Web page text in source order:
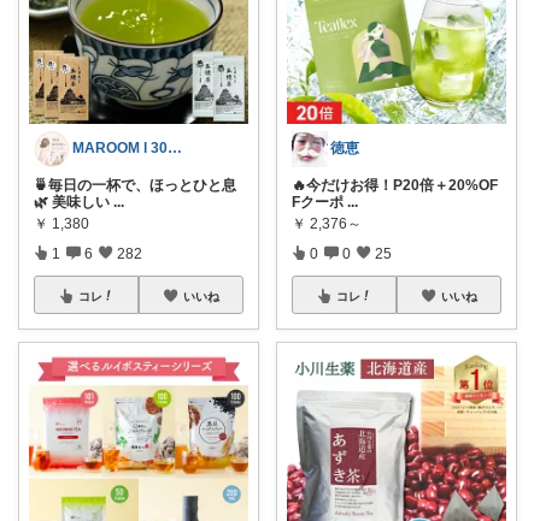
MAROOM l 30代の愛用品🧡
🍵毎日の一杯で、ほっとひと息
🌿 美味しい ...
￥ 1,380
1 6 282
コレ いいね
徳恵
🔥今だけお得！P20倍＋20%OF
Fクーポ ...
￥ 2,376～
0 0 25
コレ いいね